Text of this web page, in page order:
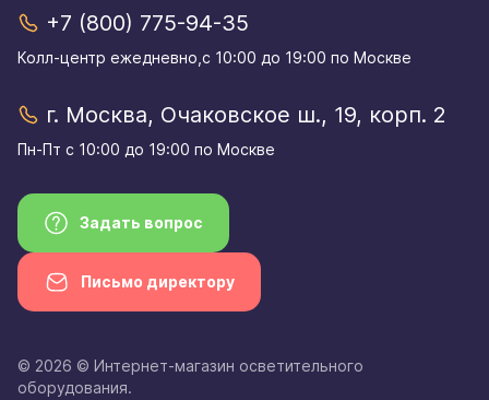
+7 (800) 775-94-35
Колл-центр eжедневно,с 10:00 до 19:00 по Москве
г. Москва, Очаковское ш., 19, корп. 2
Пн-Пт с 10:00 до 19:00 по Москве
Задать вопрос
Письмо директору
© 2026 © Интернет-магазин осветительного
оборудования.